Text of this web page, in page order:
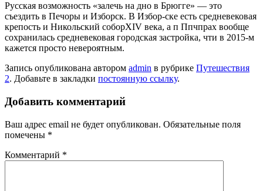
Русская возможность «залечь на дно в Брюгге» — это
съездить в Печоры и Изборск. В Избор-ске есть средневековая
крепость и Никольский соборXIV века, а п Ппчпрах вообще
сохранилась средневековая городская застройка, чти в 2015-м
кажется просто невероятным.
Запись опубликована автором admin в рубрике Путешествия
2. Добавьте в закладки постоянную ссылку.
Добавить комментарий
Ваш адрес email не будет опубликован. Обязательные поля
помечены *
Комментарий *